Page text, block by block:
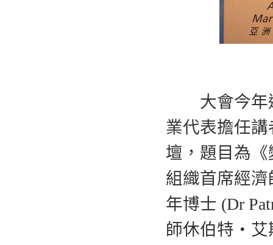
大會今年邀
業代表擔任
壇，題目為
組織首席經
年博士 (Dr
師休伯特‧艾